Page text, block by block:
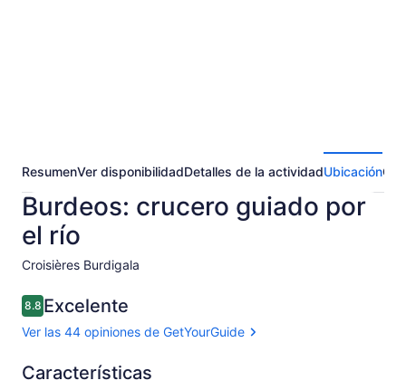
ResumenVer disponibilidadDetalles de la actividadUbicación
Burdeos: crucero guiado por
el río
Croisières Burdigala​
8.88.8 de 10
Excelente
Ver las 44 opiniones de GetYourGuide
Características